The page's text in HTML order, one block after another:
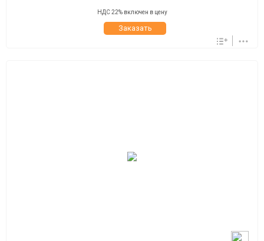
НДС 22% включен в цену
Заказать